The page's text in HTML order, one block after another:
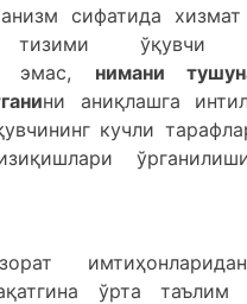
сифатида
тизими ўқувчи
эмас, нимани
ни аниқлашга
кучли
ўрта таълим